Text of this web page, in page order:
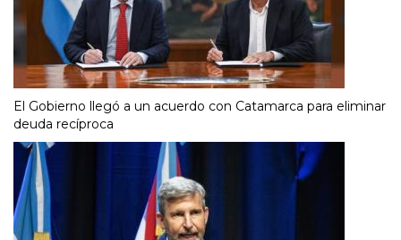
El Gobierno llegó a un acuerdo con Catamarca para eliminar
deuda recíproca